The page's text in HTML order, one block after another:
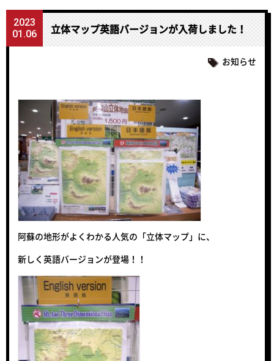
2023
01.06
立体マップ英語バージョンが入荷しました！
お知らせ
阿蘇の地形がよくわかる人気の「立体マップ」に、
新しく英語バージョンが登場！！